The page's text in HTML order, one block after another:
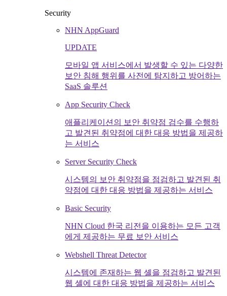
Security
NHN AppGuard
UPDATE
모바일 앱 서비스에서 발생할 수 있는 다양한
보안 침해 행위를 사전에 탐지하고 방어하는
SaaS 솔루션
App Security Check
애플리케이션의 보안 취약점 검수를 수행하
고 발견된 취약점에 대한 대응 방법을 제공하
는 서비스
Server Security Check
시스템의 보안 취약점을 점검하고 발견된 취
약점에 대한 대응 방법을 제공하는 서비스
Basic Security
NHN Cloud 한국 리전을 이용하는 모든 고객
에게 제공하는 무료 보안 서비스
Webshell Threat Detector
시스템에 존재하는 웹 셸을 점검하고 발견된
웹 셸에 대한 대응 방법을 제공하는 서비스